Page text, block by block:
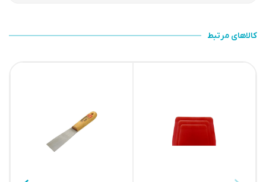
کالاهای مرتبط